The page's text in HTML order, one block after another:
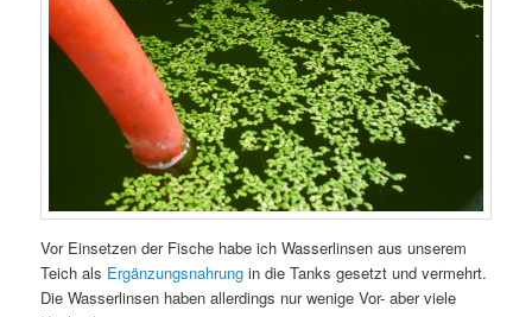
Vor Einsetzen der Fische habe ich Wasserlinsen aus unserem
Teich als Ergänzungsnahrung in die Tanks gesetzt und vermehrt.
Die Wasserlinsen haben allerdings nur wenige Vor- aber viele